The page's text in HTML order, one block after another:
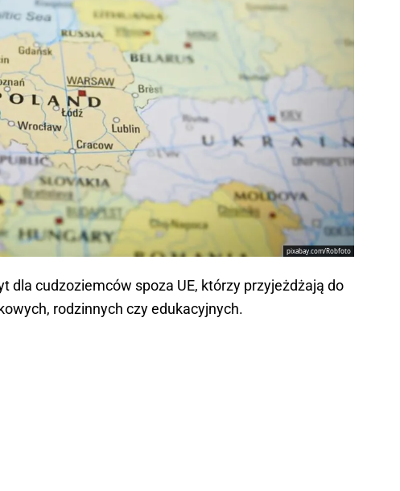
pixabay.com/Robfoto
dla cudzoziemców spoza UE, którzy przyjeżdżają do
rodzinnych czy edukacyjnych.